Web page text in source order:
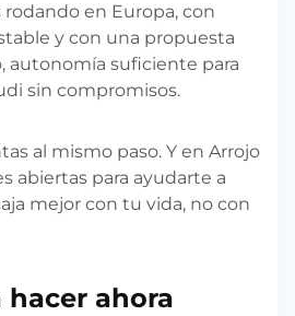
en Europa, con
y con una propuesta
autonomía suficiente para
sin compromisos.
al mismo paso. Y en Arrojo
abiertas para ayudarte a
mejor con tu vida, no con
hacer ahora